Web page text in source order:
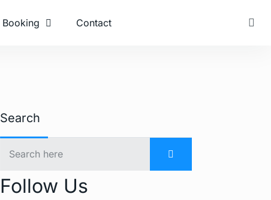
Booking Contact
Search
Follow Us